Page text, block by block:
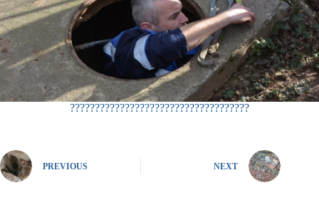
????????????????????????????????????
PREVIOUS NEXT